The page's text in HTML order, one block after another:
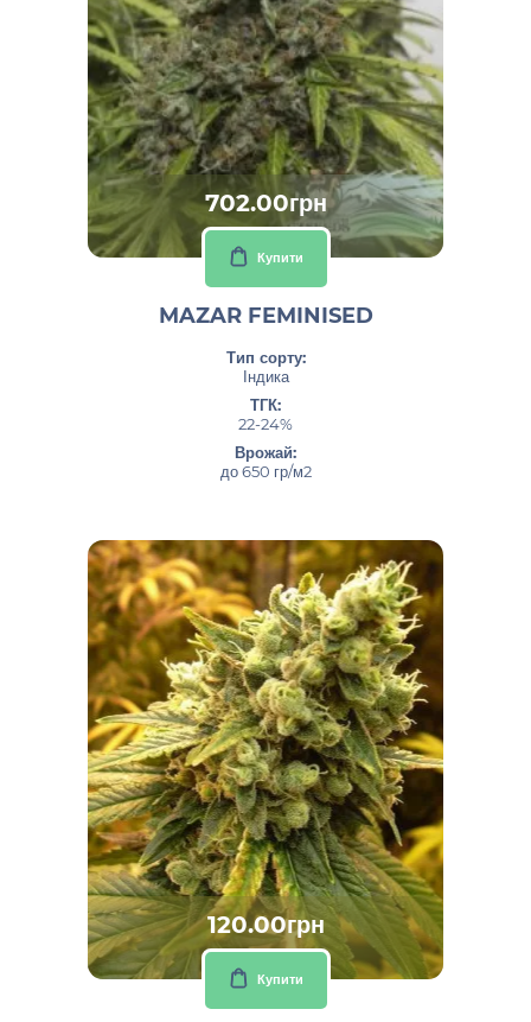
702.00грн
Купити
MAZAR FEMINISED
Тип сорту:
Індика
ТГК:
22-24%
Врожай:
до 650 гр/м2
120.00грн
Купити